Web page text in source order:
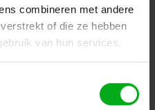
combineren met andere
of die ze hebben
van hun services.